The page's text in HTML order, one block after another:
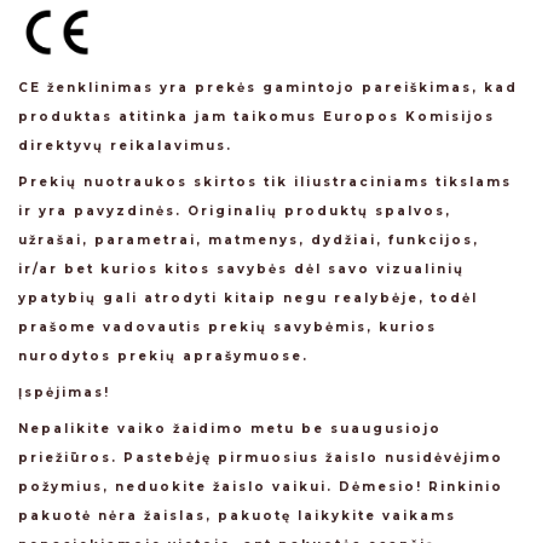
CE ženklinimas yra prekės gamintojo pareiškimas, kad
produktas atitinka jam taikomus Europos Komisijos
direktyvų reikalavimus.
Prekių nuotraukos skirtos tik iliustraciniams tikslams
ir yra pavyzdinės. Originalių produktų spalvos,
užrašai, parametrai, matmenys, dydžiai, funkcijos,
ir/ar bet kurios kitos savybės dėl savo vizualinių
ypatybių gali atrodyti kitaip negu realybėje, todėl
prašome vadovautis prekių savybėmis, kurios
nurodytos prekių aprašymuose.
Įspėjimas!
Nepalikite vaiko žaidimo metu be suaugusiojo
priežiūros. Pastebėję pirmuosius žaislo nusidėvėjimo
požymius, neduokite žaislo vaikui. Dėmesio! Rinkinio
pakuotė nėra žaislas, pakuotę laikykite vaikams